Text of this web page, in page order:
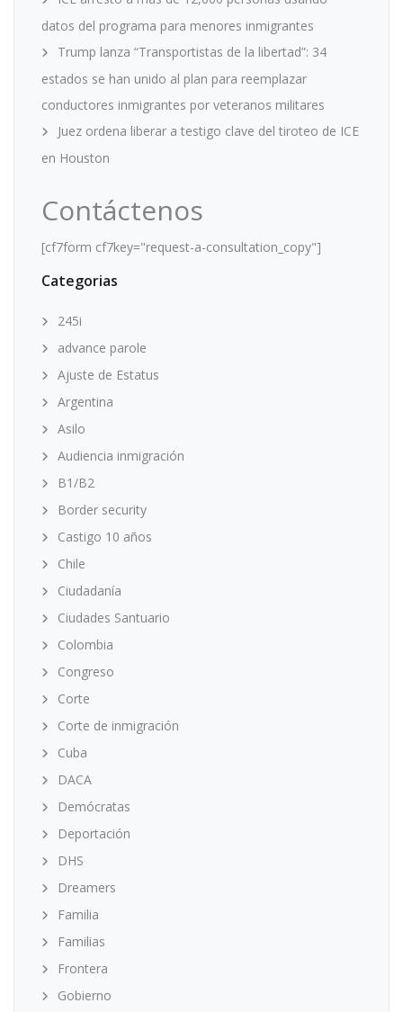
datos del programa para menores inmigrantes
Trump lanza “Transportistas de la libertad”: 34
estados se han unido al plan para reemplazar
conductores inmigrantes por veteranos militares
Juez ordena liberar a testigo clave del tiroteo de ICE
en Houston
Contáctenos
[cf7form cf7key="request-a-consultation_copy"]
Categorias
245i
advance parole
Ajuste de Estatus
Argentina
Asilo
Audiencia inmigración
B1/B2
Border security
Castigo 10 años
Chile
Ciudadanía
Ciudades Santuario
Colombia
Congreso
Corte
Corte de inmigración
Cuba
DACA
Demócratas
Deportación
DHS
Dreamers
Familia
Familias
Frontera
Gobierno